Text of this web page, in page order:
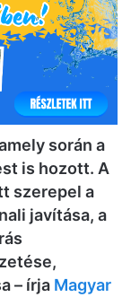
során a
is hozott. A
szerepel a
javítása, a
– írja Magyar